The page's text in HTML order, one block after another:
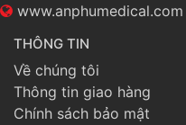
www.anphumedical.com
THÔNG TIN
Về chúng tôi
Thông tin giao hàng
Chính sách bảo mật